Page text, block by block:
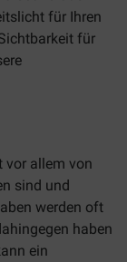
für Ihren
für
vor allem von
sind und
werden oft
haben
ein